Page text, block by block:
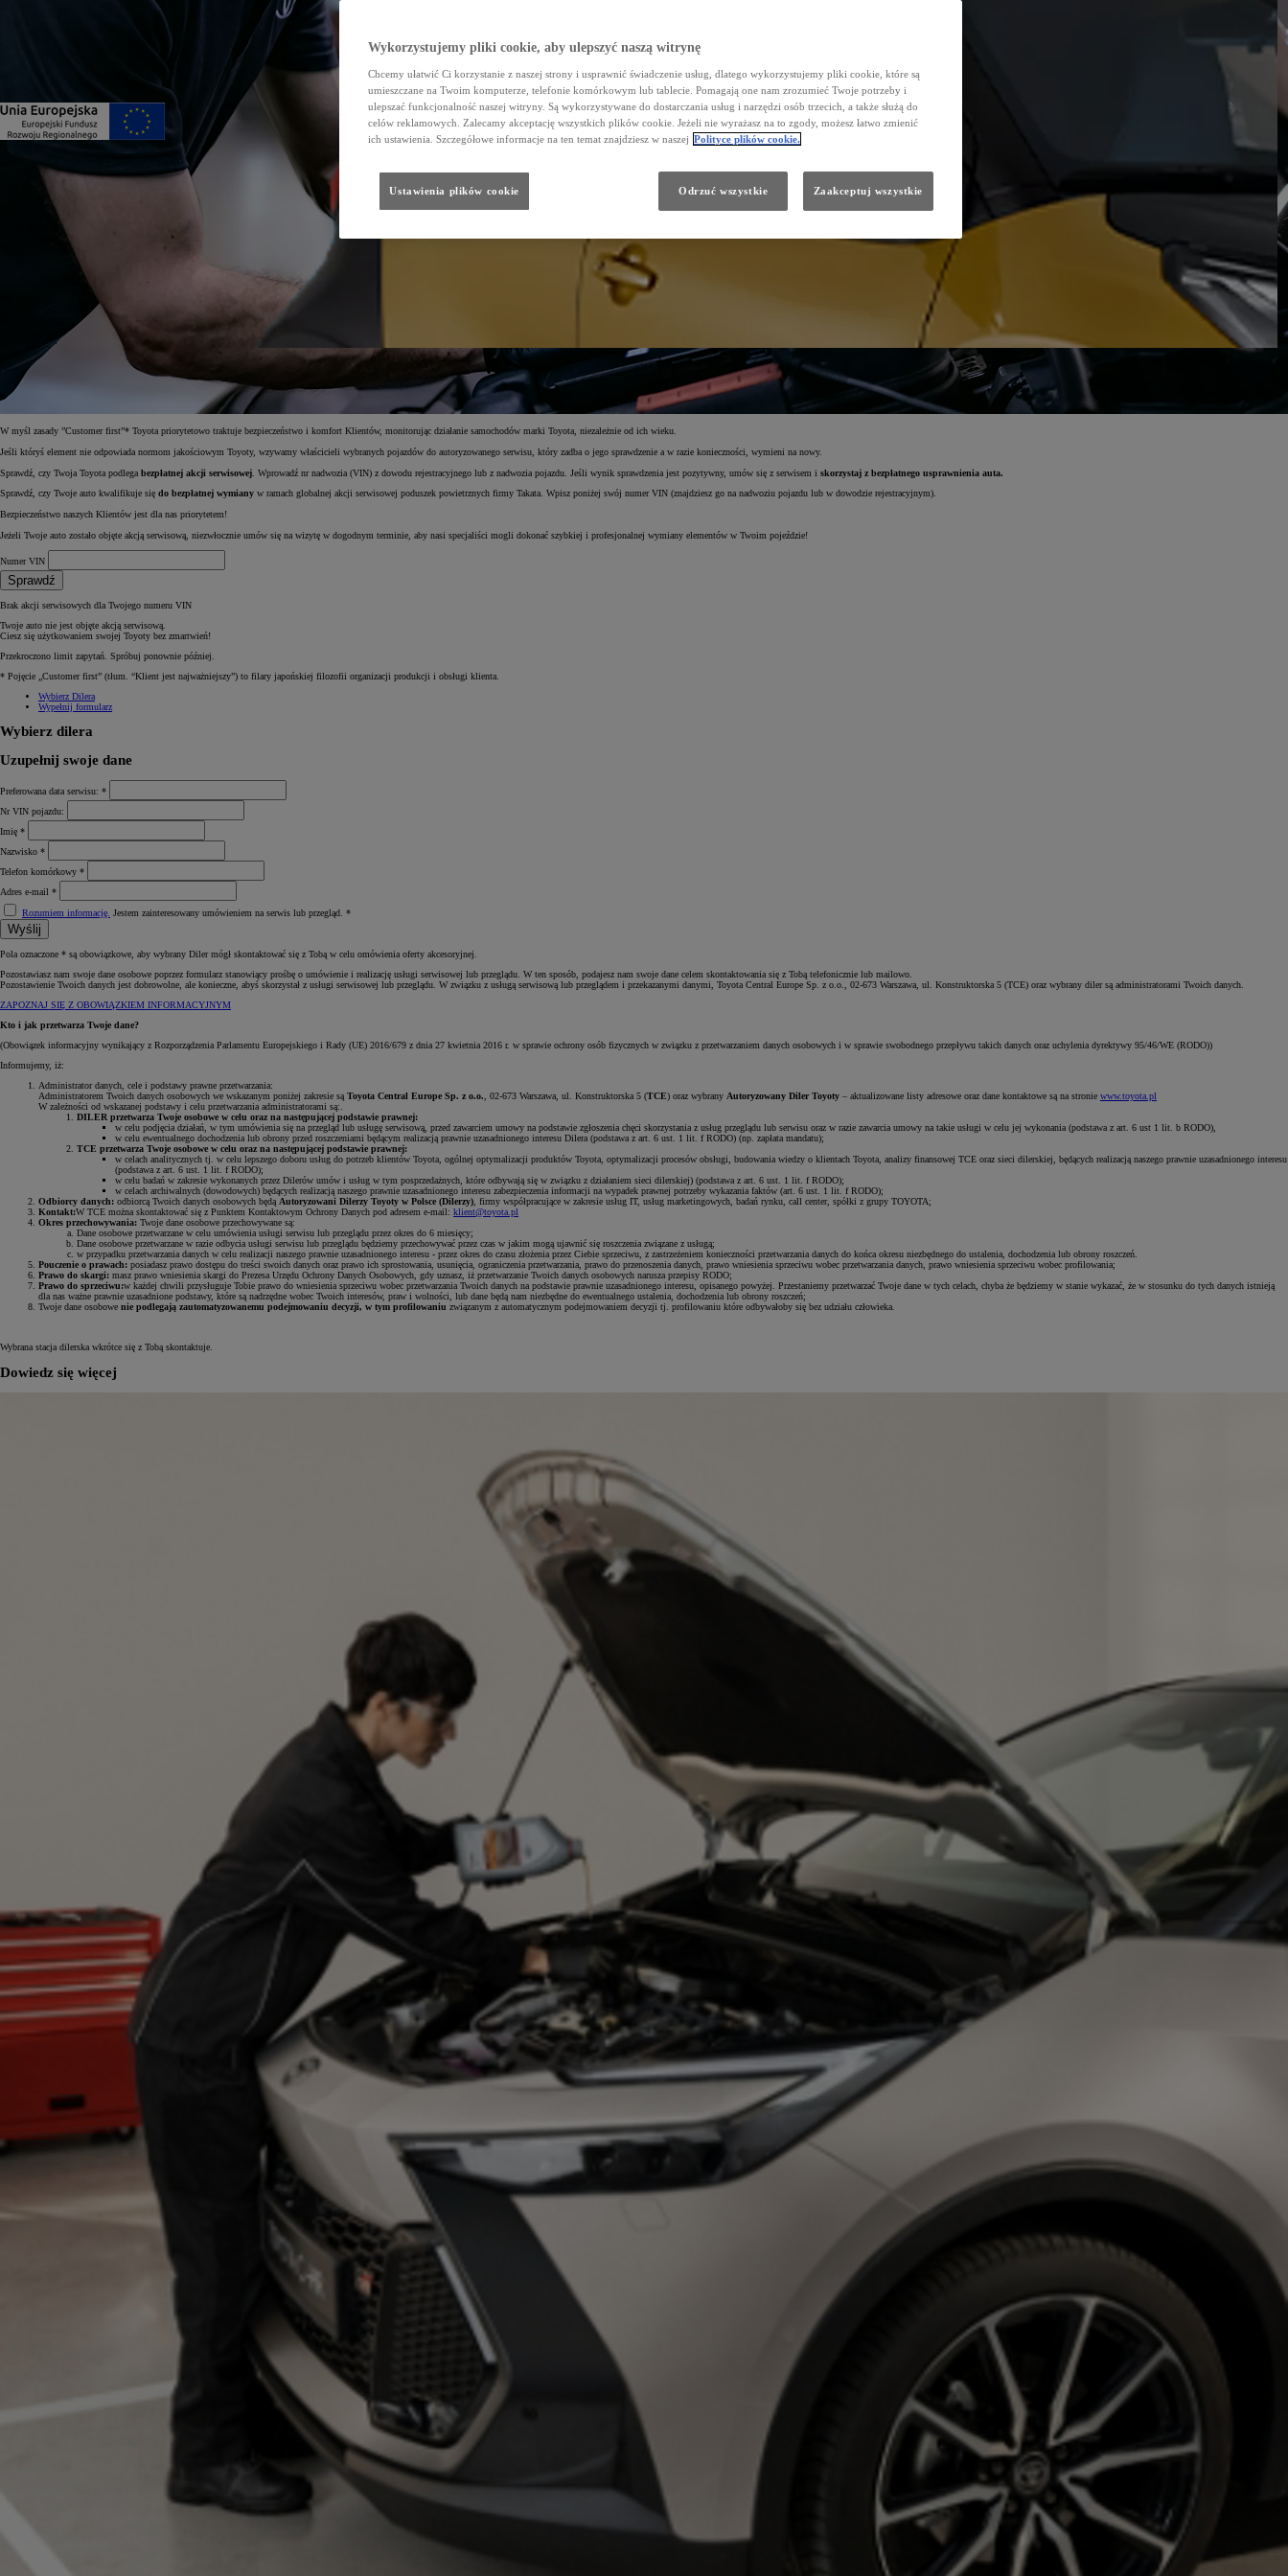
HYBRID
W myśl zasady ”Customer first”* Toyota priorytetowo traktuje bezpieczeństwo i komfort Klientów, monitorując działanie samochodów marki Toyota, niezależnie od ich wieku.
Jeśli któryś element nie odpowiada normom jakościowym Toyoty, wzywamy właścicieli wybranych pojazdów do autoryzowanego serwisu, który zadba o jego sprawdzenie a w razie konieczności, wymieni na nowy.
Sprawdź, czy Twoja Toyota podlega bezpłatnej akcji serwisowej . Wprowadź nr nadwozia (VIN) z dowodu rejestracyjnego lub z nadwozia pojazdu. Jeśli wynik sprawdzenia jest pozytywny, umów się z serwisem i skorzystaj z bezpłatnego usprawnienia auta.
Sprawdź, czy Twoje auto kwalifikuje się do bezpłatnej wymiany w ramach globalnej akcji serwisowej poduszek powietrznych firmy Takata. Wpisz poniżej swój numer VIN (znajdziesz go na nadwoziu pojazdu lub w dowodzie rejestracyjnym).
Bezpieczeństwo naszych Klientów jest dla nas priorytetem!
Jeżeli Twoje auto zostało objęte akcją serwisową, niezwłocznie umów się na wizytę w dogodnym terminie, aby nasi specjaliści mogli dokonać szybkiej i profesjonalnej wymiany elementów w Twoim pojeździe!
Numer VIN
Sprawdź
Brak akcji serwisowych dla Twojego numeru VIN
Twoje auto nie jest objęte akcją serwisową.
Ciesz się użytkowaniem swojej Toyoty bez zmartwień!
Przekroczono limit zapytań. Spróbuj ponownie później.
* Pojęcie „Customer first” (tłum. “Klient jest najważniejszy”) to filary japońskiej filozofii organizacji produkcji i obsługi klienta.
Wybierz Dilera
Wypełnij formularz
Wybierz dilera
Uzupełnij swoje dane
Preferowana data serwisu: *
Nr VIN pojazdu:
Imię *
Nazwisko *
Telefon komórkowy *
Adres e-mail *
Rozumiem informację. Jestem zainteresowany umówieniem na serwis lub przegląd. *
Wyślij
Pola oznaczone * są obowiązkowe, aby wybrany Diler mógł skontaktować się z Tobą w celu omówienia oferty akcesoryjnej.
Pozostawiasz nam swoje dane osobowe poprzez formularz stanowiący prośbę o umówienie i realizację usługi serwisowej lub przeglądu. W ten sposób, podajesz nam swoje dane celem skontaktowania się z Tobą telefonicznie lub mailowo.
Pozostawienie Twoich danych jest dobrowolne, ale konieczne, abyś skorzystał z usługi serwisowej lub przeglądu. W związku z usługą serwisową lub przeglądem i przekazanymi danymi, Toyota Central Europe Sp. z o.o., 02-673 Warszawa, ul. Konstruktorska 5 (TCE) oraz wybrany diler są administratorami Twoich danych.
ZAPOZNAJ SIĘ Z OBOWIĄZKIEM INFORMACYJNYM
Kto i jak przetwarza Twoje dane?
(Obowiązek informacyjny wynikający z Rozporządzenia Parlamentu Europejskiego i Rady (UE) 2016/679 z dnia 27 kwietnia 2016 r. w sprawie ochrony osób fizycznych w związku z przetwarzaniem danych osobowych i w sprawie swobodnego przepływu takich danych oraz uchylenia dyrektywy 95/46/WE (RODO))
Informujemy, iż:
Administrator danych, cele i podstawy prawne przetwarzania:
Administratorem Twoich danych osobowych we wskazanym poniżej zakresie są Toyota Central Europe Sp. z o.o. , 02-673 Warszawa, ul. Konstruktorska 5 (TCE) oraz wybrany Autoryzowany Diler Toyoty – aktualizowane listy adresowe oraz dane kontaktowe są na stronie www.toyota.pl
W zależności od wskazanej podstawy i celu przetwarzania administratorami są:.
DILER przetwarza Twoje osobowe w celu oraz na następującej podstawie prawnej:
w celu podjęcia działań, w tym umówienia się na przegląd lub usługę serwisową, przed zawarciem umowy na podstawie zgłoszenia chęci skorzystania z usług przeglądu lub serwisu oraz w razie zawarcia umowy na takie usługi w celu jej wykonania (podstawa z art. 6 ust 1 lit. b RODO),
w celu ewentualnego dochodzenia lub obrony przed roszczeniami będącym realizacją prawnie uzasadnionego interesu Dilera (podstawa z art. 6 ust. 1 lit. f RODO) (np. zapłata mandatu);
TCE przetwarza Twoje osobowe w celu oraz na następującej podstawie prawnej:
w celach analitycznych tj. w celu lepszego doboru usług do potrzeb klientów Toyota, ogólnej optymalizacji produktów Toyota, optymalizacji procesów obsługi, budowania wiedzy o klientach Toyota, analizy finansowej TCE oraz sieci dilerskiej, będących realizacją naszego prawnie uzasadnionego interesu
(podstawa z art. 6 ust. 1 lit. f RODO);
w celu badań w zakresie wykonanych przez Dilerów umów i usług w tym posprzedażnych, które odbywają się w związku z działaniem sieci dilerskiej) (podstawa z art. 6 ust. 1 lit. f RODO);
w celach archiwalnych (dowodowych) będących realizacją naszego prawnie uzasadnionego interesu zabezpieczenia informacji na wypadek prawnej potrzeby wykazania faktów (art. 6 ust. 1 lit. f RODO);
Odbiorcy danych: odbiorcą Twoich danych osobowych będą Autoryzowani Dilerzy Toyoty w Polsce (Dilerzy) , firmy współpracujące w zakresie usług IT, usług marketingowych, badań rynku, call center, spółki z grupy TOYOTA;
Kontakt:W TCE można skontaktować się z Punktem Kontaktowym Ochrony Danych pod adresem e-mail: klient@toyota.pl
Okres przechowywania: Twoje dane osobowe przechowywane są:
Dane osobowe przetwarzane w celu umówienia usługi serwisu lub przeglądu przez okres do 6 miesięcy;
Dane osobowe przetwarzane w razie odbycia usługi serwisu lub przeglądu będziemy przechowywać przez czas w jakim mogą ujawnić się roszczenia związane z usługą;
w przypadku przetwarzania danych w celu realizacji naszego prawnie uzasadnionego interesu - przez okres do czasu złożenia przez Ciebie sprzeciwu, z zastrzeżeniem konieczności przetwarzania danych do końca okresu niezbędnego do ustalenia, dochodzenia lub obrony roszczeń.
Pouczenie o prawach: posiadasz prawo dostępu do treści swoich danych oraz prawo ich sprostowania, usunięcia, ograniczenia przetwarzania, prawo do przenoszenia danych, prawo wniesienia sprzeciwu wobec przetwarzania danych, prawo wniesienia sprzeciwu wobec profilowania;
Prawo do skargi: masz prawo wniesienia skargi do Prezesa Urzędu Ochrony Danych Osobowych, gdy uznasz, iż przetwarzanie Twoich danych osobowych narusza przepisy RODO;
Prawo do sprzeciwu:w każdej chwili przysługuje Tobie prawo do wniesienia sprzeciwu wobec przetwarzania Twoich danych na podstawie prawnie uzasadnionego interesu, opisanego powyżej. Przestaniemy przetwarzać Twoje dane w tych celach, chyba że będziemy w stanie wykazać, że w stosunku do tych danych istnieją
dla nas ważne prawnie uzasadnione podstawy, które są nadrzędne wobec Twoich interesów, praw i wolności, lub dane będą nam niezbędne do ewentualnego ustalenia, dochodzenia lub obrony roszczeń;
Twoje dane osobowe nie podlegają zautomatyzowanemu podejmowaniu decyzji, w tym profilowaniu związanym z automatycznym podejmowaniem decyzji tj. profilowaniu które odbywałoby się bez udziału człowieka.
Wybrana stacja dilerska wkrótce się z Tobą skontaktuje.
Dowiedz się więcej
Wykorzystujemy pliki cookie, aby ulepszyć naszą witrynę
Chcemy ułatwić Ci korzystanie z naszej strony i usprawnić świadczenie usług, dlatego wykorzystujemy pliki cookie, które są
umieszczane na Twoim komputerze, telefonie komórkowym lub tablecie. Pomagają one nam zrozumieć Twoje potrzeby i
ulepszać funkcjonalność naszej witryny. Są wykorzystywane do dostarczania usług i narzędzi osób trzecich, a także służą do
celów reklamowych. Zalecamy akceptację wszystkich plików cookie. Jeżeli nie wyrażasz na to zgody, możesz łatwo zmienić
ich ustawienia. Szczegółowe informacje na ten temat znajdziesz w naszej Polityce plików cookie.
Ustawienia plików cookie Odrzuć wszystkie Zaakceptuj wszystkie